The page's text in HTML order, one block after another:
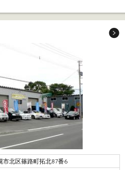
北区篠路町拓北87番6